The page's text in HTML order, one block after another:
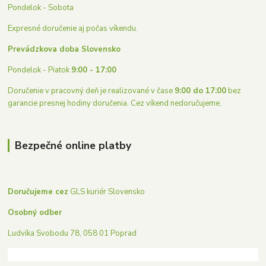
Pondelok - Sobota
Expresné doručenie aj počas víkendu.
Prevádzkova doba Slovensko
Pondelok - Piatok9:00 - 17:00
Doručenie v pracovný deň je realizované v čase 9:00 do 17:00bez
garancie presnej hodiny doručenia. Cez víkend nedoručujeme.
Bezpečné online platby
Doručujeme cez GLS kuriér Slovensko
Osobný odber
Ludvíka Svobodu 78, 058 01 Poprad